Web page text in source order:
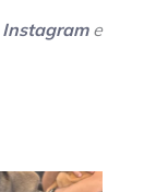
Instagrame